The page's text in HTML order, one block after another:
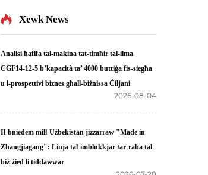
Xewk News
Analisi ħafifa tal-makina tat-timħir tal-ilma
CGF14-12-5 b’kapacità ta’ 4000 buttiġa fis-siegħa
u l-prospettivi biznes għall-biżnissa Ċiljani
2026-08-04
Il-bniedem mill-Użbekistan jizzarraw "Made in
Zhangjiagang": Linja tal-imblukkjar tar-raba tal-
biż-żied li tiddawwar